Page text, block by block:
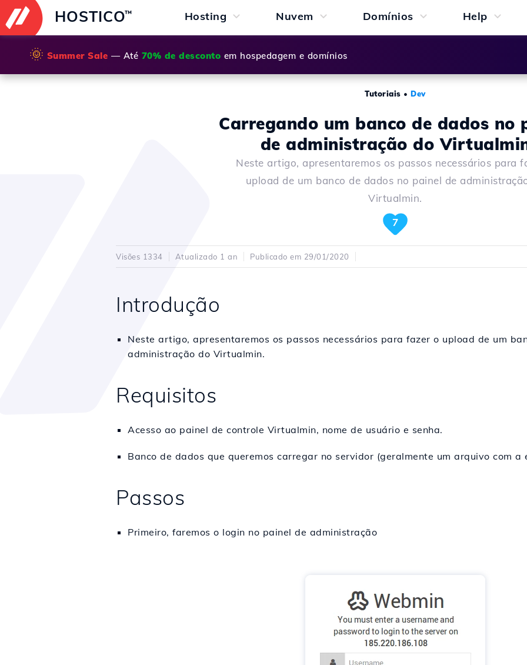
HOSTICO™ Hosting Nuvem Domínios Help
🌞 Summer Sale — Até 70% de desconto em hospedagem e domínios
Tutoriais •Dev
Carregando um banco de dados no
de administração do
Neste artigo, apresentaremos os passos necessários para
upload de um banco de dados no painel de
Virtualmin.
7
Visões 1334 Atualizado 1 an Publicado em 29/01/2020
Introdução
Neste artigo, apresentaremos os passos necessários para fazer o upload de um
administração do Virtualmin.
Requisitos
Acesso ao painel de controle Virtualmin, nome de usuário e senha.
Banco de dados que queremos carregar no servidor (geralmente um arquivo com a
Passos
Primeiro, faremos o login no painel de administração